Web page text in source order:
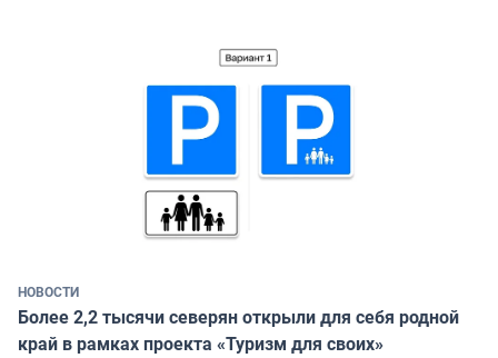
НОВОСТИ
Более 2,2 тысячи северян открыли для себя родной
край в рамках проекта «Туризм для своих»